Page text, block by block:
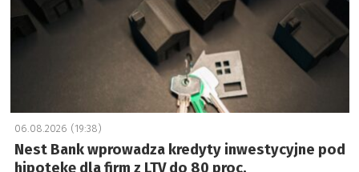
06.08.2026 (19:38)
Nest Bank wprowadza kredyty inwestycyjne pod
hipotekę dla firm z LTV do 80 proc.